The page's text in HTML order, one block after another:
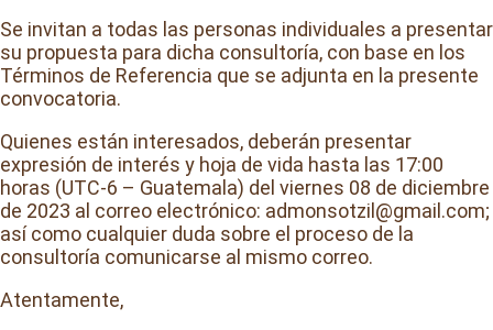
Se invitan a todas las personas individuales a presentar
su propuesta para dicha consultoría, con base en los
Términos de Referencia que se adjunta en la presente
convocatoria.
Quienes están interesados, deberán presentar
expresión de interés y hoja de vida hasta las 17:00
horas (UTC-6 – Guatemala) del viernes 08 de diciembre
de 2023 al correo electrónico: admonsotzil@gmail.com;
así como cualquier duda sobre el proceso de la
consultoría comunicarse al mismo correo.
Atentamente,